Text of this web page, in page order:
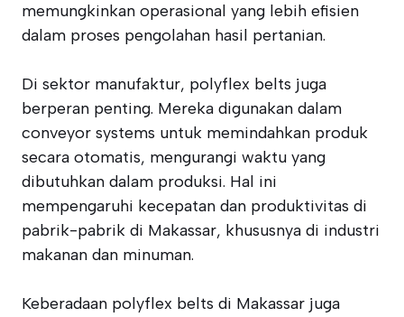
memungkinkan operasional yang lebih efisien
dalam proses pengolahan hasil pertanian.
Di sektor manufaktur, polyflex belts juga
berperan penting. Mereka digunakan dalam
conveyor systems untuk memindahkan produk
secara otomatis, mengurangi waktu yang
dibutuhkan dalam produksi. Hal ini
mempengaruhi kecepatan dan produktivitas di
pabrik-pabrik di Makassar, khususnya di industri
makanan dan minuman.
Keberadaan polyflex belts di Makassar juga